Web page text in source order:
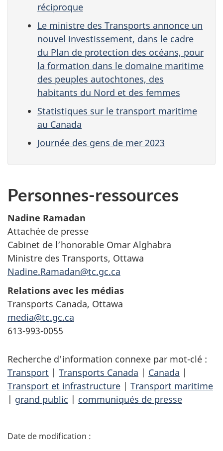
réciproque
Le ministre des Transports annonce un
nouvel investissement, dans le cadre
du Plan de protection des océans, pour
la formation dans le domaine maritime
des peuples autochtones, des
habitants du Nord et des femmes
Statistiques sur le transport maritime
au Canada
Journée des gens de mer 2023
Personnes-ressources
Nadine Ramadan
Attachée de presse
Cabinet de l’honorable Omar Alghabra
Ministre des Transports, Ottawa
Nadine.Ramadan@tc.gc.ca
Relations avec les médias
Transports Canada, Ottawa
media@tc.gc.ca
613-993-0055
Recherche d'information connexe par mot-clé :
Transport | Transports Canada | Canada |
Transport et infrastructure | Transport maritime
| grand public | communiqués de presse
D